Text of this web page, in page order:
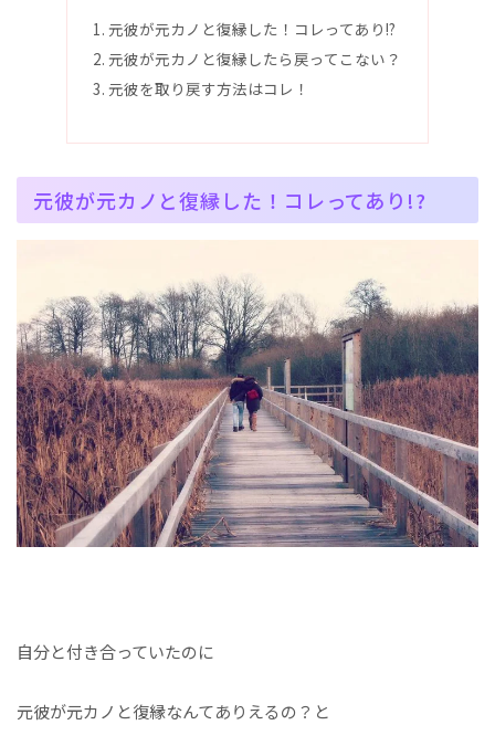
元彼が元カノと復縁した！コレってあり!?
元彼が元カノと復縁したら戻ってこない？
元彼を取り戻す方法はコレ！
元彼が元カノと復縁した！コレってあり!?
自分と付き合っていたのに
元彼が元カノと復縁なんてありえるの？と